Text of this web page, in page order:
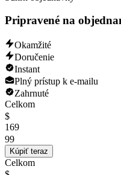
Do not contact Supercell help
10 days.
Pripravené na
Okamžité
Doručenie
Instant
Plný prístup k e-mailu
Zahrnuté
Celkom
$
169
99
Kúpiť teraz
Celkom